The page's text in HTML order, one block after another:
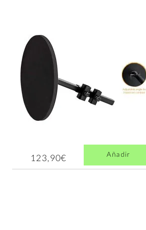
123,90€ Añadir